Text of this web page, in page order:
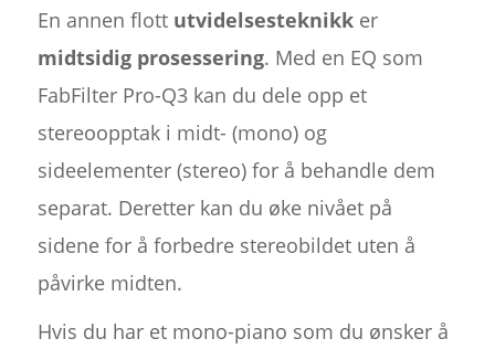
En annen flott utvidelsesteknikker
midtsidig prosessering. Med en EQ som
FabFilter Pro-Q3 kan du dele opp et
stereoopptak i midt- (mono) og
sideelementer (stereo) for å behandle dem
separat. Deretter kan du øke nivået på
sidene for å forbedre stereobildet uten å
påvirke midten.
Hvis du har et mono-piano som du ønsker å